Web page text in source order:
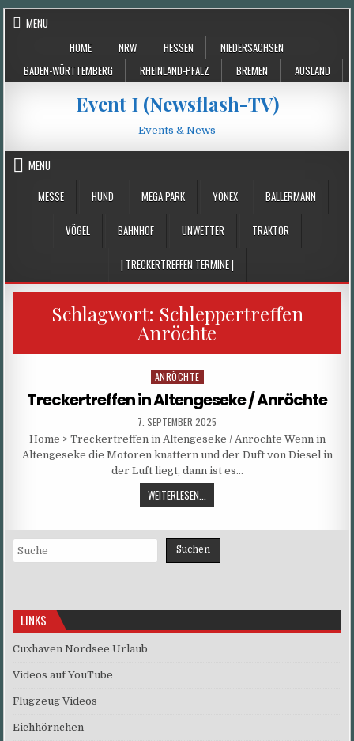
Skip
MENU
HOME
NRW HESSEN
NIEDERSACHSEN
BADEN-WÜRTTEMBERG
RHEINLAND-PFALZ BREMEN AUSLAND
Event I (Newsflash-TV)
Events & News
MENU
MESSE
HUND MEGA PARK YONEX BALLERMANN
VÖGEL BAHNHOF UNWETTER TRAKTOR
| TRECKERTREFFEN TERMINE |
Schlagwort: Schleppertreffen
Anröchte
Posted
in
ANRÖCHTE
Treckertreffen in Altengeseke / Anröchte
PUBLISHED
DATE:
7. SEPTEMBER 2025
Home > Treckertreffen in Altengeseke / Anröchte Wenn in
Altengeseke die Motoren knattern und der Duft von Diesel in
der Luft liegt, dann ist es…
WEITERLESEN...
IN
/
ANRÖCHTE
Suchen Suchen
LINKS
Cuxhaven Nordsee Urlaub
Videos auf YouTube
Flugzeug Videos
Eichhörnchen